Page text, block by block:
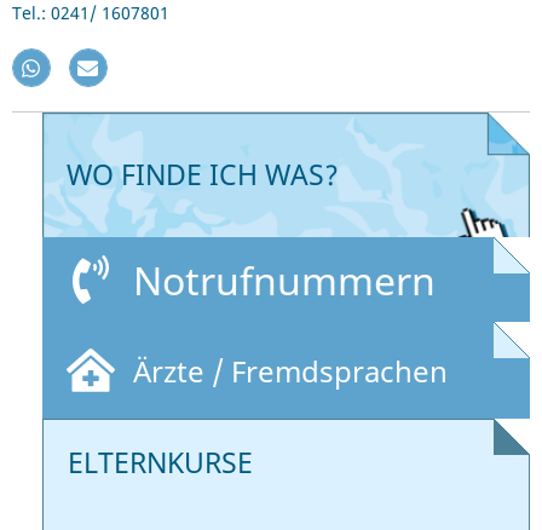
Tel.: 0241/ 1607801
WO FINDE ICH WAS?
Notrufnummern
Ärzte / Fremdsprachen
ELTERNKURSE